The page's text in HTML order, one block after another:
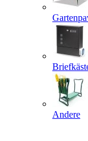
Andere